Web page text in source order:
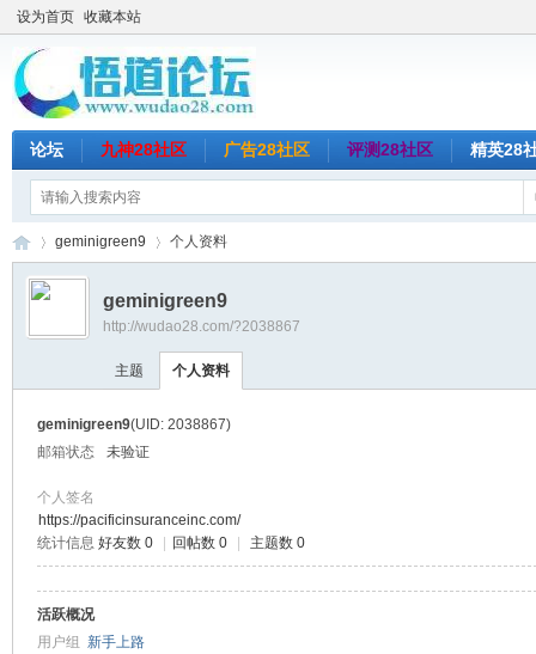
设为首页 收藏本站
论坛 九神28社区 广告28社区 评测28社区 精英28
›
geminigreen9 个人资料
geminigreen9
http://wudao28.com/?2038867
主题 个人资料
geminigreen9(UID: 2038867)
邮箱状态
未验证
个人签名
https://pacificinsuranceinc.com/
统计信息 好友数 0 回帖数 0 主题数 0
活跃概况
用户组 新手上路